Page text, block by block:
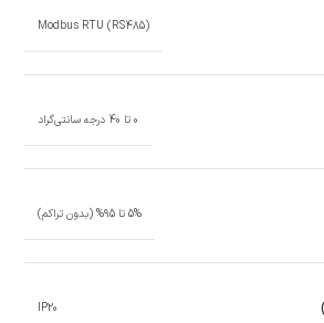
Modbus RTU (RS485)
0 تا 40 درجه سانتی‌گراد
5% تا 95% (بدون تراکم)
IP20